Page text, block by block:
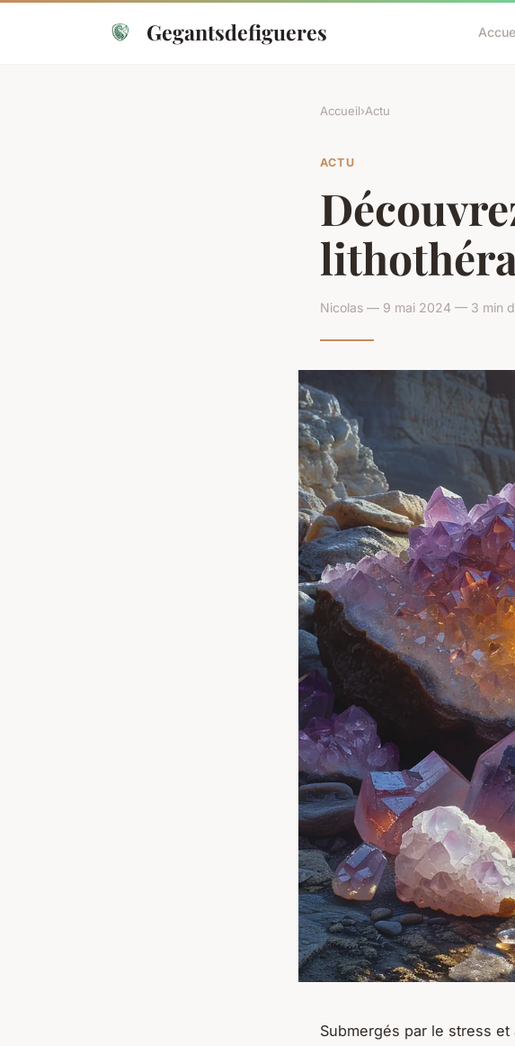
Gegantsdefigueres
Accueil›Actu
ACTU
Nicolas — 9 mai 2024 — 3 min
Submergés par le stress